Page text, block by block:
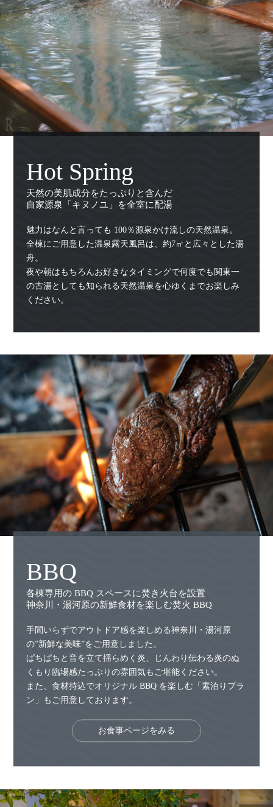
Hot Spring
天然の美肌成分をたっぷりと含んだ
自家源泉「キヌノユ」を全室に配湯
魅力はなんと言っても 100％源泉かけ流しの天然温泉。
全棟にご用意した温泉露天風呂は、約7㎡と広々とした湯
舟。
夜や朝はもちろんお好きなタイミングで何度でも関東一
の古湯としても知られる天然温泉を心ゆくまでお楽しみ
ください。
BBQ
各棟専用の BBQ スペースに焚き火台を設置
神奈川・湯河原の新鮮食材を楽しむ焚火 BBQ
手間いらずでアウトドア感を楽しめる神奈川・湯河原
の”新鮮な美味”をご用意しました。
ぱちぱちと音を立て揺らめく炎、じんわり伝わる炎のぬ
くもり臨場感たっぷりの雰囲気もご堪能ください。
また、食材持込でオリジナル BBQ を楽しむ「素泊りプラ
ン」もご用意しております。
お食事ページをみる